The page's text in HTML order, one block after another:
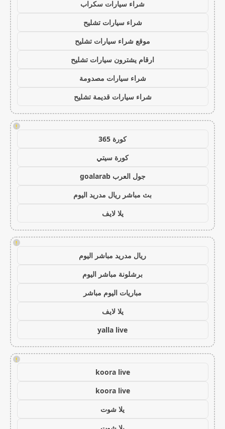
شراء سيارات سكراب
شراء سيارات تشليح
موقع شراء سيارات تشليح
ارقام يشترون سيارات تشليح
شراء سيارات مصدومة
شراء سيارات قديمة تشليح
!
كورة 365
كورة سيتي
جول العرب goalarab
بث مباشر ريال مدريد اليوم
يلا لايف
!
ريال مدريد مباشر اليوم
برشلونة مباشر اليوم
مباريات اليوم مباشر
يلا لايف
yalla live
!
koora live
koora live
يلا شوت